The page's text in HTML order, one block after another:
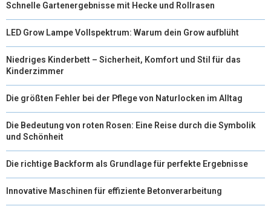
Schnelle Gartenergebnisse mit Hecke und Rollrasen
LED Grow Lampe Vollspektrum: Warum dein Grow aufblüht
Niedriges Kinderbett – Sicherheit, Komfort und Stil für das
Kinderzimmer
Die größten Fehler bei der Pflege von Naturlocken im Alltag
Die Bedeutung von roten Rosen: Eine Reise durch die Symbolik
und Schönheit
Die richtige Backform als Grundlage für perfekte Ergebnisse
Innovative Maschinen für effiziente Betonverarbeitung